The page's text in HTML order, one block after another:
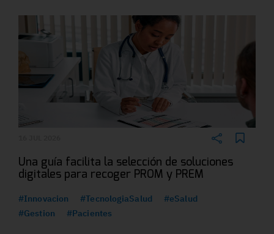
Una guía facilita la selección de soluciones
digitales para recoger PROM y PREM
#Innovacion #TecnologiaSalud
#eSalud
#Gestion
#Pacientes